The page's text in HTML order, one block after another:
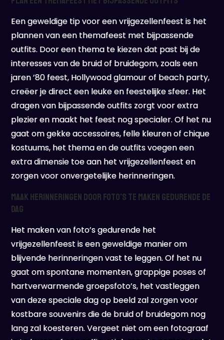
Een geweldige tip voor een vrijgezellenfeest is het
plannen van een themafeest met bijpassende
outfits. Door een thema te kiezen dat past bij de
interesses van de bruid of bruidegom, zoals een
jaren ’80 feest, Hollywood glamour of beach party,
creëer je direct een leuke en feestelijke sfeer. Het
dragen van bijpassende outfits zorgt voor extra
plezier en maakt het feest nog specialer. Of het nu
gaat om gekke accessoires, felle kleuren of chique
kostuums, het thema en de outfits voegen een
extra dimensie toe aan het vrijgezellenfeest en
zorgen voor onvergetelijke herinneringen.
Maak herinneringen door foto’s te maken gedurende de
dag
Het maken van foto’s gedurende het
vrijgezellenfeest is een geweldige manier om
blijvende herinneringen vast te leggen. Of het nu
gaat om spontane momenten, grappige poses of
hartverwarmende groepsfoto’s, het vastleggen
van deze speciale dag op beeld zal zorgen voor
kostbare souvenirs die de bruid of bruidegom nog
lang zal koesteren. Vergeet niet om een fotograaf